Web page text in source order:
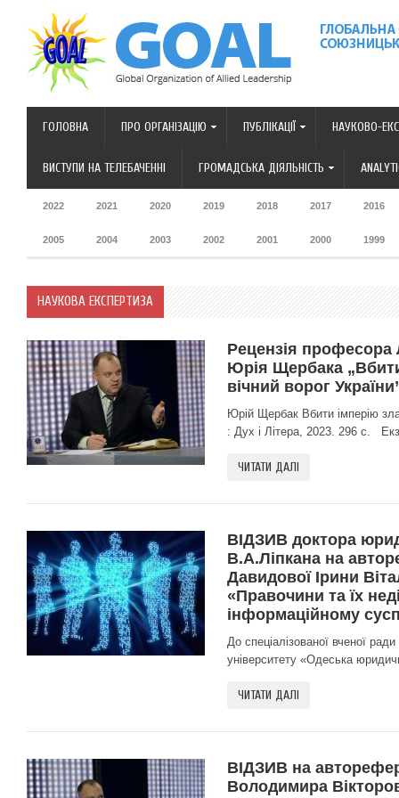
ГОЛОВНА ПРО ОРГАНІЗАЦІЮ ПУБЛІКАЦІЇ НАУКОВО-
ВИСТУПИ НА ТЕЛЕБАЧЕННІ ГРОМАДСЬКА ДІЯЛЬНІСТЬ
2022 2021 2020 2019 2018 2017 2016
2005 2004 2003 2002 2001 2000 1999
НАУКОВА ЕКСПЕРТИЗА
Рецензія професора
Юрія Щербака
вічний ворог
Юрій Щербак Вбити імперію
: Дух і Літера, 2023. 296 с.
ЧИТАТИ ДАЛІ
ВІДЗИВ доктора
В.А.Ліпкана на
Давидової Ірини
«Правочини та їх
інформаційному
До спеціалізованої вченої
університету «Одеська
ЧИТАТИ ДАЛІ
ВІДЗИВ на
Володимира